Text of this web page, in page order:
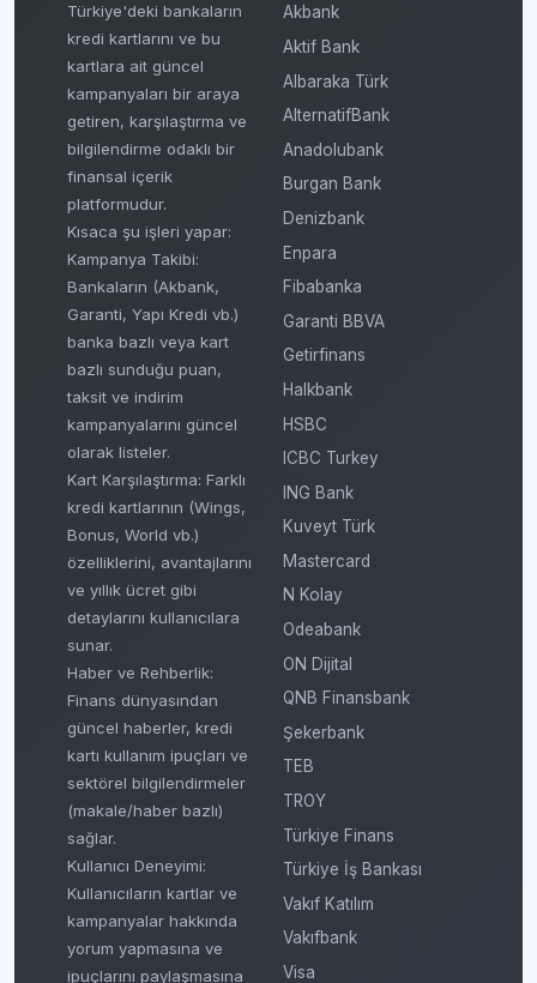
Türkiye'deki bankaların
kredi kartlarını ve bu
kartlara ait güncel
kampanyaları bir araya
getiren, karşılaştırma ve
bilgilendirme odaklı bir
finansal içerik
platformudur.
Kısaca şu işleri yapar:
Kampanya Takibi:
Bankaların (Akbank,
Garanti, Yapı Kredi vb.)
banka bazlı veya kart
bazlı sunduğu puan,
taksit ve indirim
kampanyalarını güncel
olarak listeler.
Kart Karşılaştırma: Farklı
kredi kartlarının (Wings,
Bonus, World vb.)
özelliklerini, avantajlarını
ve yıllık ücret gibi
detaylarını kullanıcılara
sunar.
Haber ve Rehberlik:
Finans dünyasından
güncel haberler, kredi
kartı kullanım ipuçları ve
sektörel bilgilendirmeler
(makale/haber bazlı)
sağlar.
Kullanıcı Deneyimi:
Kullanıcıların kartlar ve
kampanyalar hakkında
yorum yapmasına ve
ipuçlarını paylaşmasına
Akbank
Aktif Bank
Albaraka Türk
AlternatifBank
Anadolubank
Burgan Bank
Denizbank
Enpara
Fibabanka
Garanti BBVA
Getirfinans
Halkbank
HSBC
ICBC Turkey
ING Bank
Kuveyt Türk
Mastercard
N Kolay
Odeabank
ON Dijital
QNB Finansbank
Şekerbank
TEB
TROY
Türkiye Finans
Türkiye İş Bankası
Vakıf Katılım
Vakıfbank
Visa